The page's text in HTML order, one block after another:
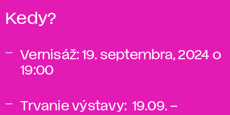
Kedy?
Vernisáž: 19. septembra, 2024 o
19:00
Trvanie výstavy: 19.09. –